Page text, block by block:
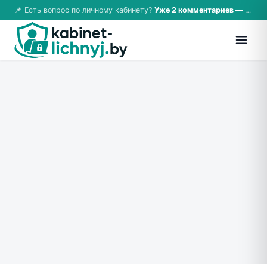
📌 Есть вопрос по личному кабинету? Уже 2 комментариев — возможно, ответ там!